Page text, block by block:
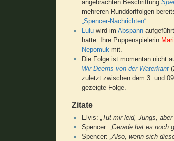
angebrachten Beschriftung
mehreren Runddorffolgen
„Spencer-Nachrichten“
Lulu wird imAbspann
hatte. Ihre Puppenspielerin
Nepomuk mit.
Die Folge ist momentan nicht
Wir Deerns von der Waterkant
zuletzt zwischen dem 3. und
gezeigte Folge.
Zitate
Elvis:„Tut mir leid, Jungs,
Spencer:„Gerade hat es noch
Spencer:„Also, wenn sich